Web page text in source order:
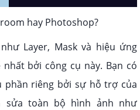
hay Photoshop?
Layer, Mask và hiệu ứng
bởi công cụ này. Bạn có
riêng bởi sự hỗ trợ của
sửa toàn bộ hình ảnh như